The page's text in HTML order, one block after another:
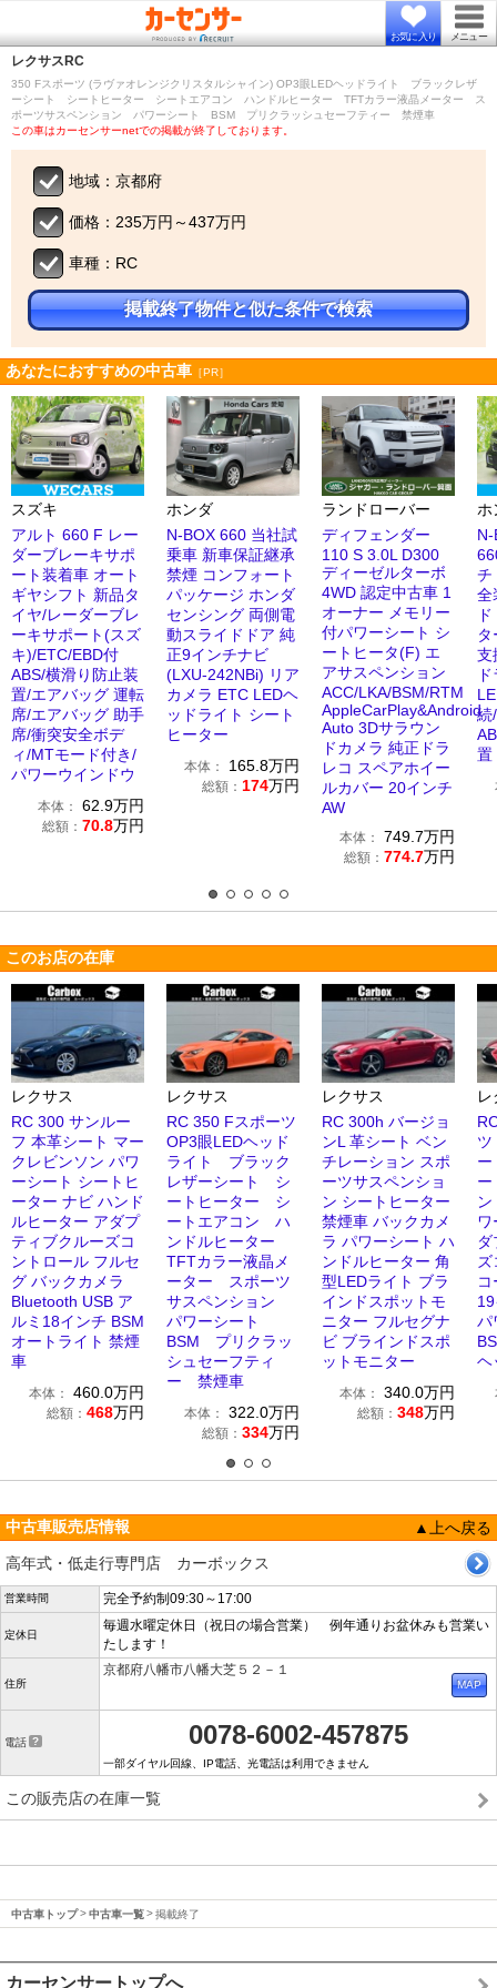
お気に入り メニュー
レクサス RC
350 Fスポーツ (ラヴァオレンジクリスタルシャイン) OP3眼LEDヘッドライト ブラックレザ
ーシート シートヒーター シートエアコン ハンドルヒーター TFTカラー液晶メーター ス
ポーツサスペンション パワーシート BSM プリクラッシュセーフティー 禁煙車
この車はカーセンサーnetでの掲載が終了しております。
地域：京都府
価格：235万円～437万円
車種：RC
掲載終了物件と似た条件で検索
あなたにおすすめの中古車 ［PR］
スズキ
アルト 660 F レー
ダーブレーキサポ
ート装着車 オート
ギヤシフト 新品タ
イヤ/レーダーブレ
ーキサポート(スズ
キ)/ETC/EBD付
ABS/横滑り防止装
置/エアバッグ 運転
席/エアバッグ 助手
席/衝突安全ボデ
ィ/MTモード付き/
パワーウインドウ
本体： 62.9万円
総額： 70.8万円
ホンダ
N-BOX 660 当社試
乗車 新車保証継承
禁煙 コンフォート
パッケージ ホンダ
センシング 両側電
動スライドドア 純
正9インチナビ
(LXU-242NBi) リア
カメラ ETC LEDヘ
ッドライト シート
ヒーター
本体： 165.8万円
総額： 174万円
ランドローバー
ディフェンダー
110 S 3.0L D300
ディーゼルターボ
4WD 認定中古車 1
オーナー メモリー
付パワーシート シ
ートヒータ(F) エ
アサスペンション
ACC/LKA/BSM/RTM
AppleCarPlay&Android
Auto 3Dサラウン
ドカメラ 純正ドラ
レコ スペアホイー
ルカバー 20インチ
AW
本体： 749.7万円
総額： 774.7万円
ホ
チ
全
支
続
置
このお店の在庫
レクサス
RC 300 サンルー
フ 本革シート マー
クレビンソン パワ
ーシート シートヒ
ーター ナビ ハンド
ルヒーター アダプ
ティブクルーズコ
ントロール フルセ
グ バックカメラ
Bluetooth USB ア
ルミ18インチ BSM
オートライト 禁煙
車
本体： 460.0万円
総額： 468万円
レクサス
RC 350 Fスポーツ
OP3眼LEDヘッド
ライト ブラック
レザーシート シ
ートヒーター シ
ートエアコン ハ
ンドルヒーター
TFTカラー液晶メ
ーター スポーツ
サスペンション
パワーシート
BSM プリクラッ
シュセーフティ
ー 禁煙車
本体： 322.0万円
総額： 334万円
レクサス
RC 300h バージョ
ンL 革シート ベン
チレーション スポ
ーツサスペンショ
ン シートヒーター
禁煙車 バックカメ
ラ パワーシート ハ
ンドルヒーター 角
型LEDライト ブラ
インドスポットモ
ニター フルセグナ
ビ ブラインドスポ
ットモニター
本体： 340.0万円
総額： 348万円
ワ
ヘ
中古車販売店情報
▲上へ戻る
高年式・低走行専門店 カーボックス
営業時間 完全予約制09:30～17:00
定休日
毎週水曜定休日（祝日の場合営業） 例年通りお盆休みも営業い
たします！
住所
京都府八幡市八幡大芝５２－１
電話 0078-6002-457875
一部ダイヤル回線、IP電話、光電話は利用できません
この販売店の在庫一覧
中古車トップ 中古車一覧 掲載終了
カーセンサートップへ